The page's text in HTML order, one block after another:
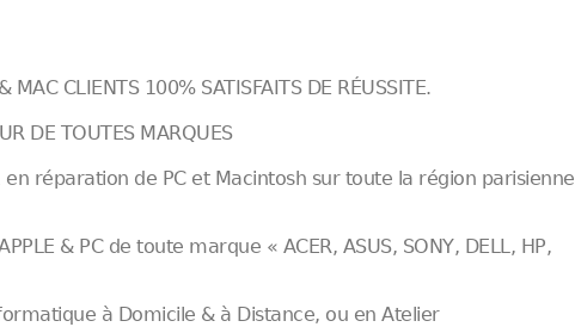
MAC CLIENTS 100% SATISFAITS DE RÉUSSITE.
DE TOUTES MARQUES
en réparation de PC et Macintosh sur toute la région parisienne
& PC de toute marque « ACER, ASUS, SONY, DELL, HP,
à Domicile & à Distance, ou en Atelier